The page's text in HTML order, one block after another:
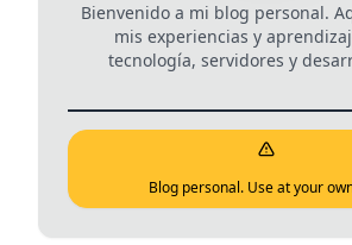
Bienvenido a mi blog personal.
mis experiencias y
tecnología, servidores y
Blog personal. Use at your